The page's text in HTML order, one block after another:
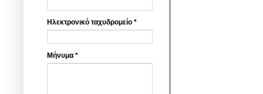
Ηλεκτρονικό ταχυδρομείο *
Μήνυμα *